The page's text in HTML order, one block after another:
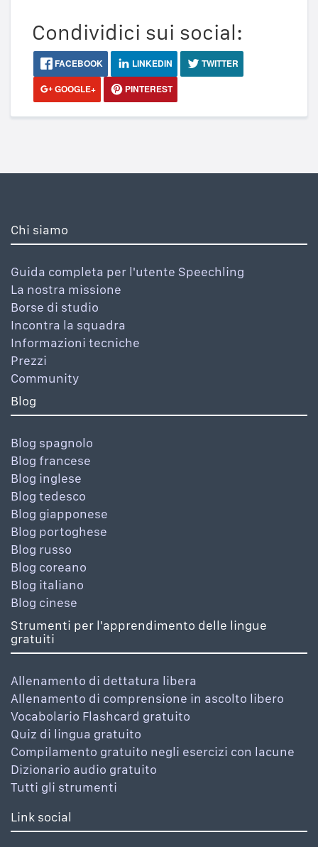
Condividici sui social:
FACEBOOK LINKEDIN
TWITTER
GOOGLE+
PINTEREST
Chi siamo
Guida completa per l'utente Speechling
La nostra missione
Borse di studio
Incontra la squadra
Informazioni tecniche
Prezzi
Community
Blog
Blog spagnolo
Blog francese
Blog inglese
Blog tedesco
Blog giapponese
Blog portoghese
Blog russo
Blog coreano
Blog italiano
Blog cinese
Strumenti per l'apprendimento delle lingue
gratuiti
Allenamento di dettatura libera
Allenamento di comprensione in ascolto libero
Vocabolario Flashcard gratuito
Quiz di lingua gratuito
Compilamento gratuito negli esercizi con lacune
Dizionario audio gratuito
Tutti gli strumenti
Link social